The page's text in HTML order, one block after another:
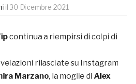
il 30 Dicembre 2021
continua a riempirsi di colpi di
rilasciate su Instagram
Marzano, la moglie di Alex